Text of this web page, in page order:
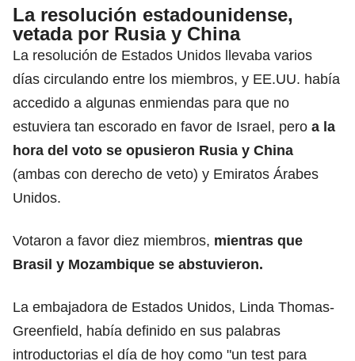
La resolución estadounidense,
vetada por Rusia y China
La resolución de Estados Unidos llevaba varios
días circulando entre los miembros, y EE.UU. había
accedido a algunas enmiendas para que no
estuviera tan escorado en favor de Israel, pero a la
hora del voto se opusieron Rusia y China
(ambas con derecho de veto) y Emiratos Árabes
Unidos.
Votaron a favor diez miembros, mientras que
Brasil y Mozambique se abstuvieron.
La embajadora de Estados Unidos, Linda Thomas-
Greenfield, había definido en sus palabras
introductorias el día de hoy como "un test para